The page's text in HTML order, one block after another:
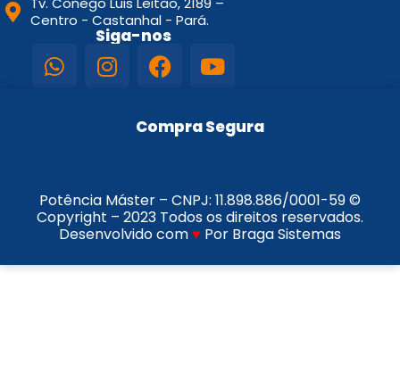
Centro - Castanhal - Pará.
Siga-nos
Compra Segura
Potência Máster – CNPJ: 11.898.886/0001-59©
Copyright – 2023 Todos os direitos reservados.
Desenvolvido com♥ Por Braga Sistemas